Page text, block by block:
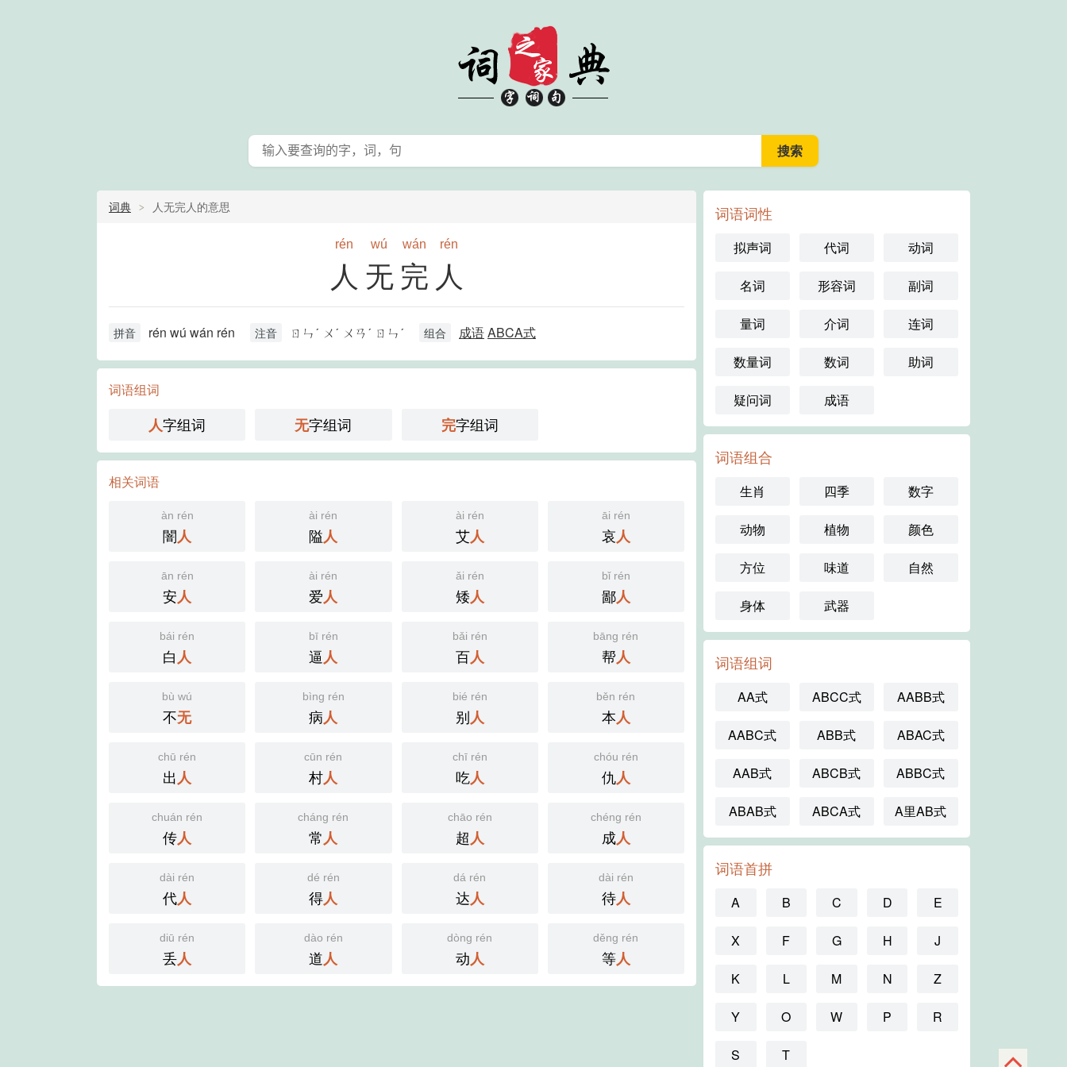
词典 人无完人的意思
rén wú wán rén
人无完人
拼音 rén wú wán rén 注音 ㄖㄣˊ ㄨˊ ㄨㄢˊ ㄖㄣˊ 组合 成语ABCA式
词语组词
人字组词 无字组词 完字组词
相关词语
àn rén
闇人
ài rén
隘人
ài rén
艾人
āi rén
哀人
ān rén
安人
ài rén
爱人
ǎi rén
矮人
bǐ rén
鄙人
bái rén
白人
bī rén
逼人
bǎi rén
百人
bāng rén
帮人
bù wú
不无
bìng rén
病人
bié rén
别人
běn rén
本人
chū rén
出人
cūn rén
村人
chī rén
吃人
chóu rén
仇人
chuán rén
传人
cháng rén
常人
chāo rén
超人
chéng rén
成人
dài rén
代人
dé rén
得人
dá rén
达人
dài rén
待人
diū rén
丢人
dào rén
道人
dòng rén
动人
děng rén
等人
词语词性
拟声词 代词 动词
名词 形容词 副词
量词 介词 连词
数量词 数词 助词
疑问词 成语
词语组合
生肖 四季 数字
动物 植物 颜色
方位 味道 自然
身体 武器
词语组词
AA式 ABCC式 AABB式
AABC式 ABB式 ABAC式
AAB式 ABCB式 ABBC式
ABAB式 ABCA式 A里AB式
词语首拼
A B C D E
X F G H J
K L M N Z
Y O W P R
S T